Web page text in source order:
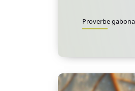
Proverbe